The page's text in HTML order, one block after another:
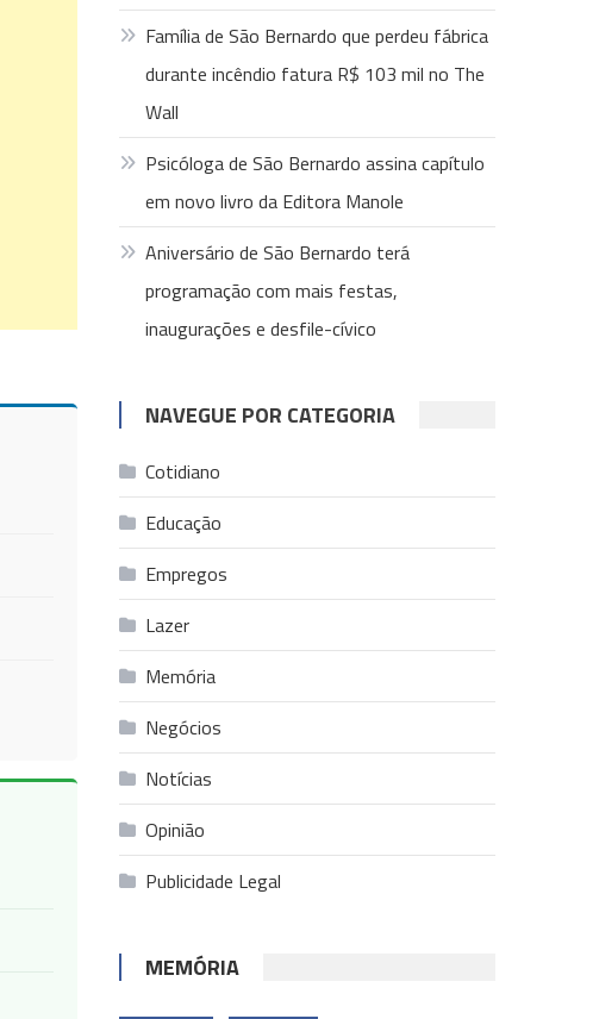
Família de São Bernardo que perdeu fábrica
durante incêndio fatura R$ 103 mil no The
Wall
Psicóloga de São Bernardo assina capítulo
em novo livro da Editora Manole
Aniversário de São Bernardo terá
programação com mais festas,
inaugurações e desfile-cívico
NAVEGUE POR CATEGORIA
Cotidiano
Educação
Empregos
Lazer
Memória
Negócios
Notícias
Opinião
Publicidade Legal
MEMÓRIA